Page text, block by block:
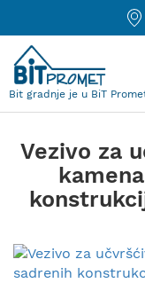
Bit gradnje je u BiT
Vezivo za